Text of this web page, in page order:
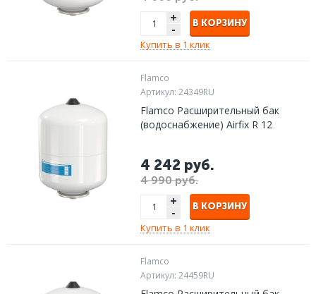
+
- В КОРЗИНУ
Купить в 1 клик
Flamco
Артикул:24349RU
Flamco Расширительный бак
(водоснабжение) Airfix R 12
4 242 руб.
4 990 руб.
+
- В КОРЗИНУ
Купить в 1 клик
Flamco
Артикул:24459RU